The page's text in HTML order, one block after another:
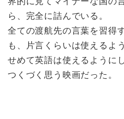
ら、完全に詰んでいる。
全ての渡航先の言葉を習得
も、片言くらいは使えるよ
せめて英語は使えるように
つくづく思う映画だった。